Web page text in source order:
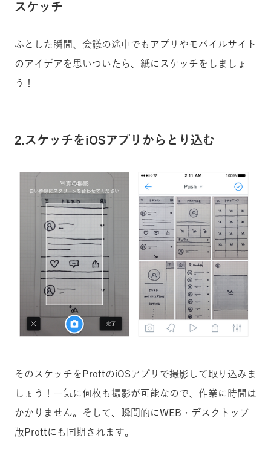
スケッチ
ふとした瞬間、会議の途中でもアプリやモバイルサイト
のアイデアを思いついたら、紙にスケッチをしましょ
う！
2.スケッチをiOSアプリからとり込む
そのスケッチをProttのiOSアプリで撮影して取り込みま
しょう！一気に何枚も撮影が可能なので、作業に時間は
かかりません。そして、瞬間的にWEB・デスクトップ
版Prottにも同期されます。